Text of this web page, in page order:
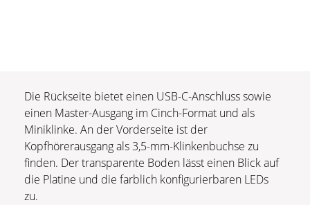
Die Rückseite bietet einen USB-C-Anschluss sowie
einen Master-Ausgang im Cinch-Format und als
Miniklinke. An der Vorderseite ist der
Kopfhörerausgang als 3,5-mm-Klinkenbuchse zu
finden. Der transparente Boden lässt einen Blick auf
die Platine und die farblich konfigurierbaren LEDs
zu.